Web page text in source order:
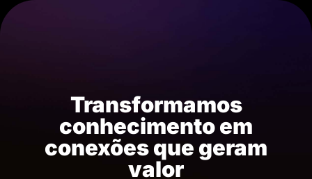
Transformamos
conhecimento em
conexões que geram
valor